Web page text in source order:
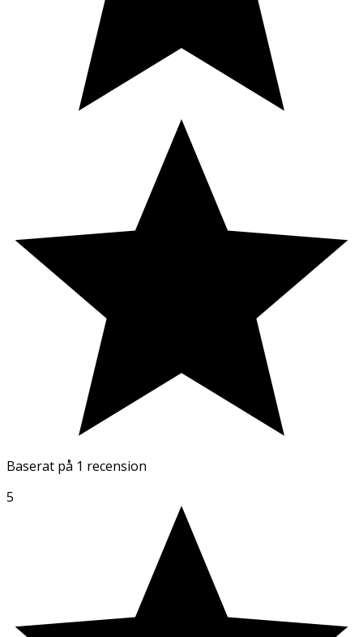
Baserat på 1 recension
5